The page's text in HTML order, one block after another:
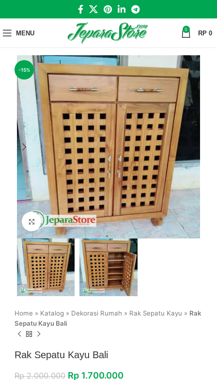
MENU 0 RP 0
-15%
Click to enlarge
Home » Katalog » Dekorasi Rumah » Rak Sepatu Kayu » Rak
Sepatu Kayu Bali
Rak Sepatu Kayu Bali
Rp2.000.000 Rp 1.700.000